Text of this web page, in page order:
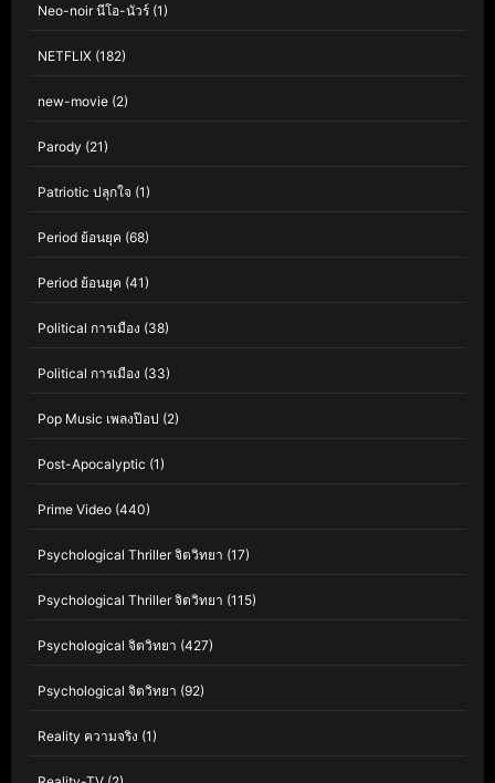
Neo-noir นีโอ-นัวร์ (1)
NETFLIX (182)
new-movie (2)
Parody (21)
Patriotic ปลุกใจ (1)
Period ย้อนยุค (68)
Period ย้อนยุค (41)
Political การเมือง (38)
Political การเมือง (33)
Pop Music เพลงป๊อป (2)
Post-Apocalyptic (1)
Prime Video (440)
Psychological Thriller จิตวิทยา (17)
Psychological Thriller จิตวิทยา (115)
Psychological จิตวิทยา (427)
Psychological จิตวิทยา (92)
Reality ความจริง (1)